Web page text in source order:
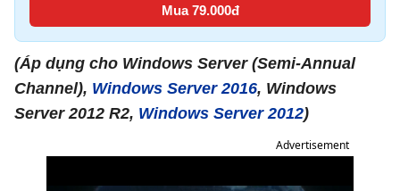
Mua 79.000đ
(Áp dụng cho Windows Server (Semi-Annual
Channel), Windows Server 2016, Windows
Server 2012 R2, Windows Server 2012)
Advertisement